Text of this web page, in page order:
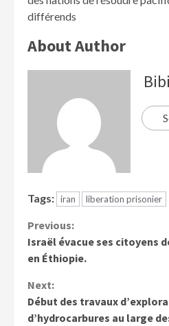
différends
About Author
Tags: iran liberation prisonier
Previous:
Israël évacue ses citoyens
en Éthiopie.
Next:
Début des travaux
d’hydrocarbures au large